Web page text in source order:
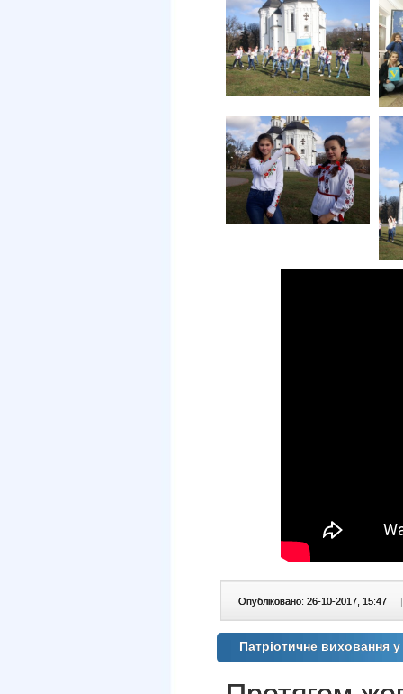
Опубліковано: 26-10-2017, 15:47
Патріотичне